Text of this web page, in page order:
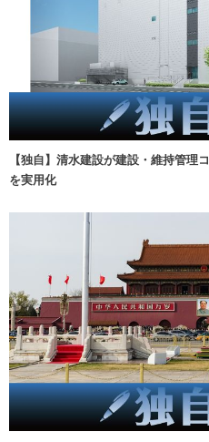
【独自】清水建設が建設・維持管理
を実用化